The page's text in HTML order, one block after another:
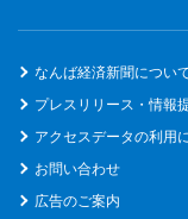
なんば経済新聞につい
プレスリリース・情報
アクセスデータの利用
お問い合わせ
広告のご案内